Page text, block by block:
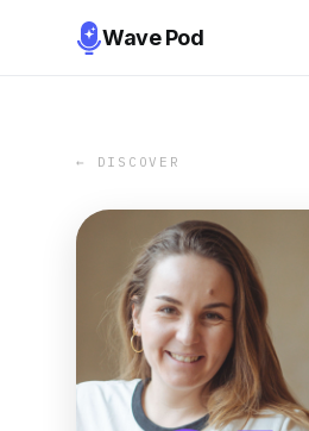
Wave Pod
← DISCOVER